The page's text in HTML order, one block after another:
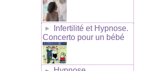
Infertilité et Hypnose.
Concerto pour un bébé